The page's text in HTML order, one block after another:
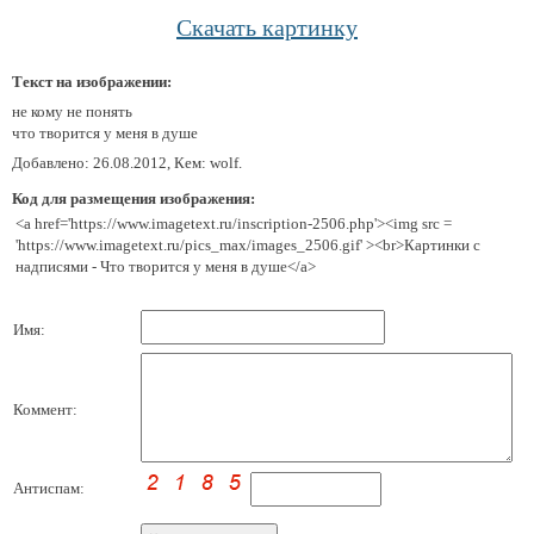
Скачать картинку
Текст на изображении:
не кому не понять
что творится у меня в душе
Добавлено: 26.08.2012, Кем: wolf.
Код для размещения изображения:
<a href='https://www.imagetext.ru/inscription-2506.php'><img src =
'https://www.imagetext.ru/pics_max/images_2506.gif' ><br>Картинки с
надписями - Что творится у меня в душе</a>
Имя:
Коммент:
Антиспам: